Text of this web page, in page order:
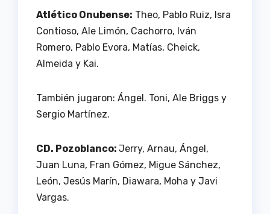
Atlético Onubense: Theo, Pablo Ruiz, Isra
Contioso, Ale Limón, Cachorro, Iván
Romero, Pablo Evora, Matías, Cheick,
Almeida y Kai.
También jugaron: Ángel. Toni, Ale Briggs y
Sergio Martínez.
CD. Pozoblanco: Jerry, Arnau, Ángel,
Juan Luna, Fran Gómez, Migue Sánchez,
León, Jesús Marín, Diawara, Moha y Javi
Vargas.